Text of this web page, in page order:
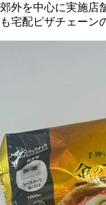
郊外を中心に実施店
も宅配ピザチェーン